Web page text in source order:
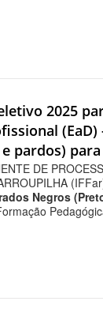
2025
pardos)
DE
Negros